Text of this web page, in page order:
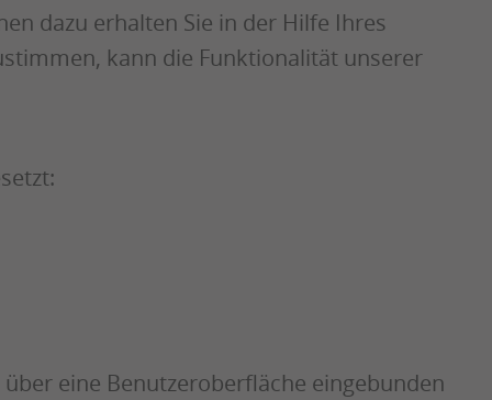
dazu erhalten Sie in der Hilfe Ihres
kann die Funktionalität unserer
eine Benutzeroberfläche eingebunden